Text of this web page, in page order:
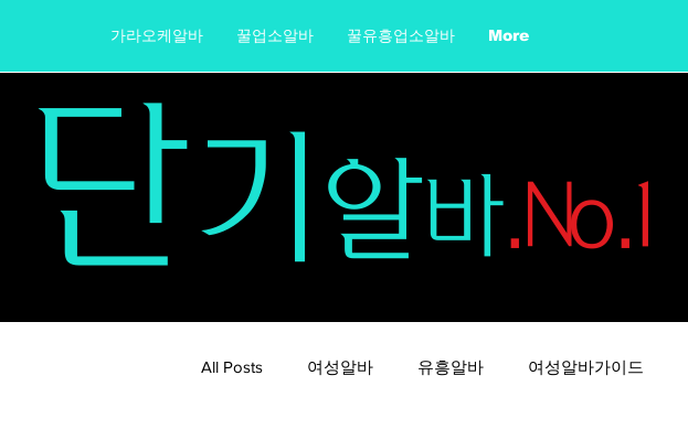
가라오케알바 꿀업소알바 꿀유흥업소알바 More
단기 알바.No.1
All Posts 여성알바 유흥알바 여성알바가이드